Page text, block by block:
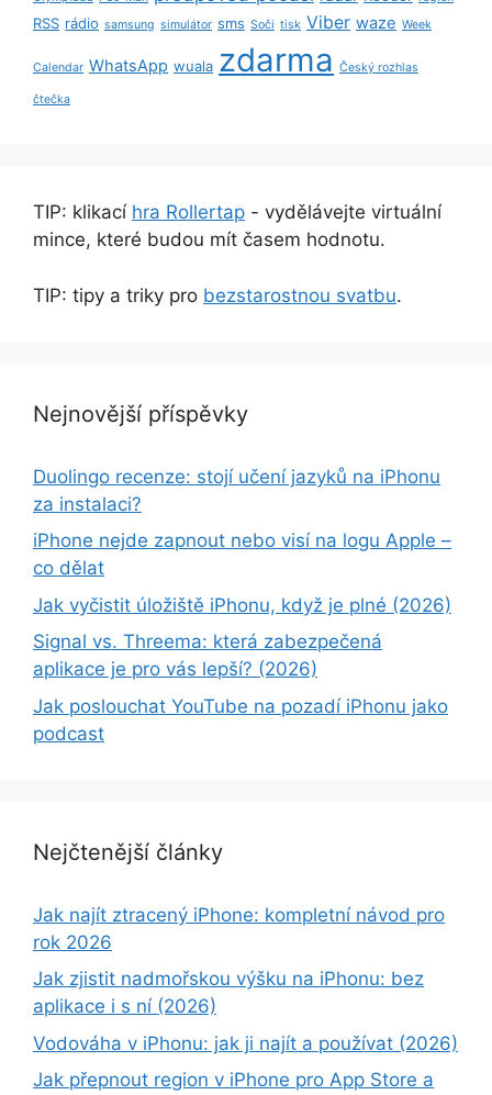
RSS rádio samsung simulátor sms Soči tisk Viber waze Week
Calendar WhatsApp wuala zdarma Český rozhlas
čtečka
TIP: klikací hra Rollertap - vydělávejte virtuální
mince, které budou mít časem hodnotu.
TIP: tipy a triky pro bezstarostnou svatbu.
Nejnovější příspěvky
Duolingo recenze: stojí učení jazyků na iPhonu
za instalaci?
iPhone nejde zapnout nebo visí na logu Apple –
co dělat
Jak vyčistit úložiště iPhonu, když je plné (2026)
Signal vs. Threema: která zabezpečená
aplikace je pro vás lepší? (2026)
Jak poslouchat YouTube na pozadí iPhonu jako
podcast
Nejčtenější články
Jak najít ztracený iPhone: kompletní návod pro
rok 2026
Jak zjistit nadmořskou výšku na iPhonu: bez
aplikace i s ní (2026)
Vodováha v iPhonu: jak ji najít a používat (2026)
Jak přepnout region v iPhone pro App Store a